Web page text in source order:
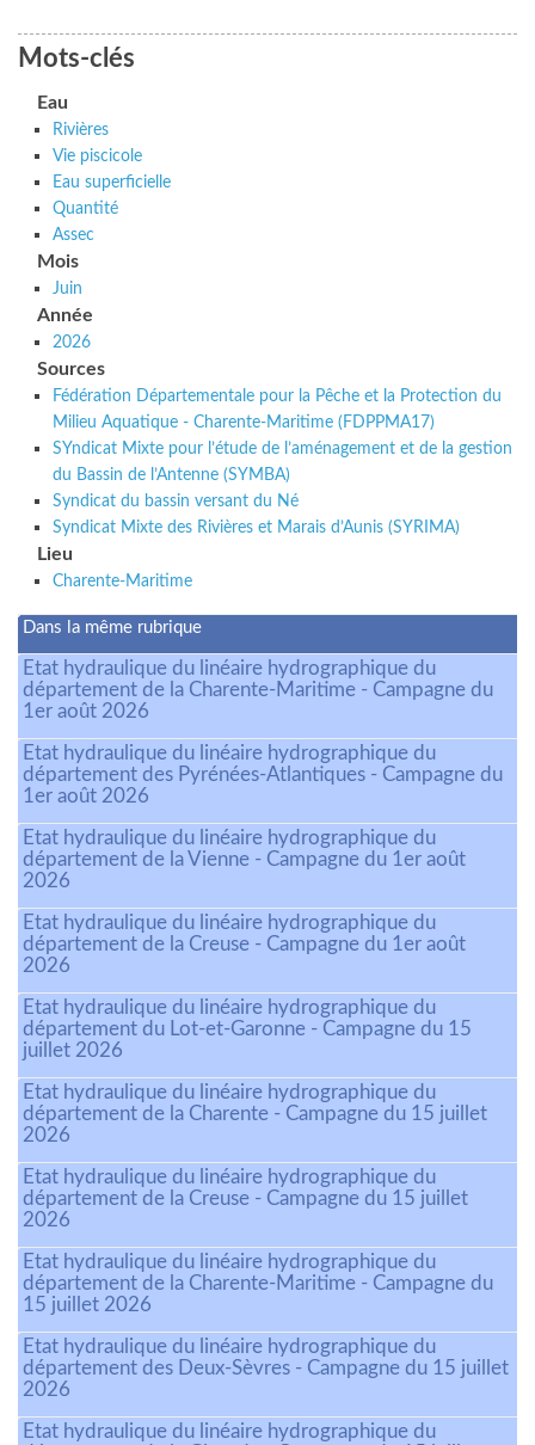
Mots-clés
Eau
Rivières
Vie piscicole
Eau superficielle
Quantité
Assec
Mois
Juin
Année
2026
Sources
Fédération Départementale pour la Pêche et la Protection du
Milieu Aquatique - Charente-Maritime (FDPPMA17)
SYndicat Mixte pour l’étude de l’aménagement et de la gestion
du Bassin de l’Antenne (SYMBA)
Syndicat du bassin versant du Né
Syndicat Mixte des Rivières et Marais d’Aunis (SYRIMA)
Lieu
Charente-Maritime
Dans la même rubrique
Etat hydraulique du linéaire hydrographique du
département de la Charente-Maritime - Campagne du
1er août 2026
Etat hydraulique du linéaire hydrographique du
département des Pyrénées-Atlantiques - Campagne du
1er août 2026
Etat hydraulique du linéaire hydrographique du
département de la Vienne - Campagne du 1er août
2026
Etat hydraulique du linéaire hydrographique du
département de la Creuse - Campagne du 1er août
2026
Etat hydraulique du linéaire hydrographique du
département du Lot-et-Garonne - Campagne du 15
juillet 2026
Etat hydraulique du linéaire hydrographique du
département de la Charente - Campagne du 15 juillet
2026
Etat hydraulique du linéaire hydrographique du
département de la Creuse - Campagne du 15 juillet
2026
Etat hydraulique du linéaire hydrographique du
département de la Charente-Maritime - Campagne du
15 juillet 2026
Etat hydraulique du linéaire hydrographique du
département des Deux-Sèvres - Campagne du 15 juillet
2026
Etat hydraulique du linéaire hydrographique du